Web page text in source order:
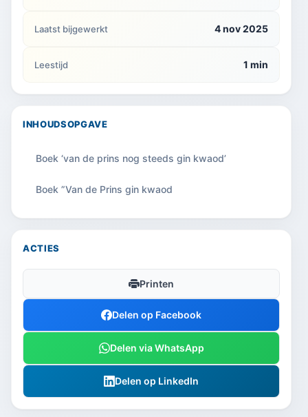
Laatst bijgewerkt 4 nov 2025
Leestijd 1 min
INHOUDSOPGAVE
Boek ‘van de prins nog steeds gin kwaod’
Boek ”Van de Prins gin kwaod
ACTIES
Printen
Delen op Facebook
Delen via WhatsApp
Delen op LinkedIn